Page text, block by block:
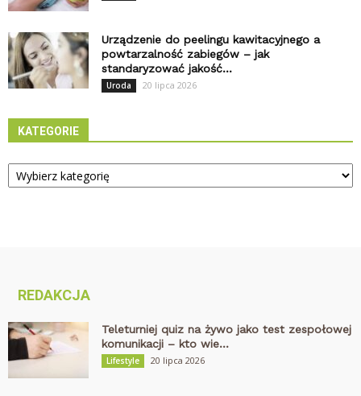
Urządzenie do peelingu kawitacyjnego a
powtarzalność zabiegów – jak
standaryzować jakość...
Uroda 20 lipca 2026
KATEGORIE
Kategorie
REDAKCJA
Teleturniej quiz na żywo jako test zespołowej
komunikacji – kto wie...
Lifestyle 20 lipca 2026